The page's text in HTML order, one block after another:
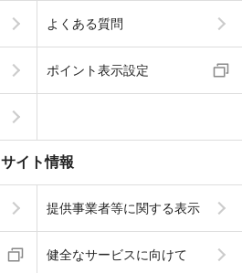
よくある質問
ポイント表示設定
サイト情報
提供事業者等に関する表示
健全なサービスに向けて